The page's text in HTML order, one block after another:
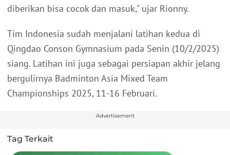
diberikan bisa cocok dan masuk," ujar Rionny.
Tim Indonesia sudah menjalani latihan kedua di
Qingdao Conson Gymnasium pada Senin (10/2/2025)
siang. Latihan ini juga sebagai persiapan akhir jelang
bergulirnya Badminton Asia Mixed Team
Championships 2025, 11-16 Februari.
Advertisement
Tag Terkait